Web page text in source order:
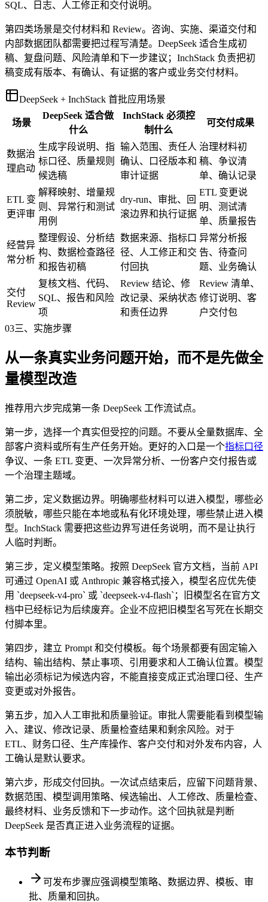
SQL、日志、人工修正和交付说明。
第四类场景是交付材料和 Review。咨询、实施、渠道交付和
内部数据团队都需要把过程写清楚。DeepSeek 适合生成初
稿、复盘问题、风险清单和下一步建议；InchStack 负责把初
稿变成有版本、有确认、有证据的客户或业务交付材料。
DeepSeek + InchStack 首批应用场景
场景
DeepSeek 适合做
什么
InchStack 必须控
制什么
可交付成果
数据治
理启动
生成字段说明、指
标口径、质量规则
候选稿
输入范围、责任人
确认、口径版本和
审计证据
治理材料初
稿、争议清
单、确认记录
ETL 变
更评审
解释映射、增量规
则、异常行和测试
用例
dry-run、审批、回
滚边界和执行证据
ETL 变更说
明、测试清
单、质量报告
经营异
常分析
整理假设、分析结
构、数据检查路径
和报告初稿
数据来源、指标口
径、人工修正和交
付回执
异常分析报
告、待查问
题、业务确认
交付
Review
复核文档、代码、
SQL、报告和风险
项
Review 结论、修
改记录、采纳状态
和责任边界
Review 清单、
修订说明、客
户交付包
03三、实施步骤
从一条真实业务问题开始，而不是先做全
量模型改造
推荐用六步完成第一条 DeepSeek 工作流试点。
第一步，选择一个真实但受控的问题。不要从全量数据库、全
部客户资料或所有生产任务开始。更好的入口是一个指标口径
争议、一条 ETL 变更、一次异常分析、一份客户交付报告或
一个治理主题域。
第二步，定义数据边界。明确哪些材料可以进入模型，哪些必
须脱敏，哪些只能在本地或私有化环境处理，哪些禁止进入模
型。InchStack 需要把这些边界写进任务说明，而不是让执行
人临时判断。
第三步，定义模型策略。按照 DeepSeek 官方文档，当前 API
可通过 OpenAI 或 Anthropic 兼容格式接入，模型名应优先使
用 `deepseek-v4-pro` 或 `deepseek-v4-flash`；旧模型名在官方文
档中已经标记为后续废弃。企业不应把旧模型名写死在长期交
付脚本里。
第四步，建立 Prompt 和交付模板。每个场景都要有固定输入
结构、输出结构、禁止事项、引用要求和人工确认位置。模型
输出必须标记为候选内容，不能直接变成正式治理口径、生产
变更或对外报告。
第五步，加入人工审批和质量验证。审批人需要能看到模型输
入、建议、修改记录、质量检查结果和剩余风险。对于
ETL、财务口径、生产库操作、客户交付和对外发布内容，人
工确认是默认要求。
第六步，形成交付回执。一次试点结束后，应留下问题背景、
数据范围、模型调用策略、候选输出、人工修改、质量检查、
最终材料、业务反馈和下一步动作。这个回执就是判断
DeepSeek 是否真正进入业务流程的证据。
本节判断
可发布步骤应强调模型策略、数据边界、模板、审
批、质量和回执。